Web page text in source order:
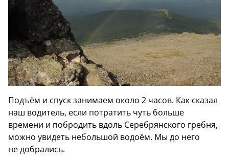
Подъём и спуск занимаем около 2 часов. Как сказал
наш водитель, если потратить чуть больше
времени и побродить вдоль Серебрянского гребня,
можно увидеть небольшой водоём. Мы до него
не добрались.